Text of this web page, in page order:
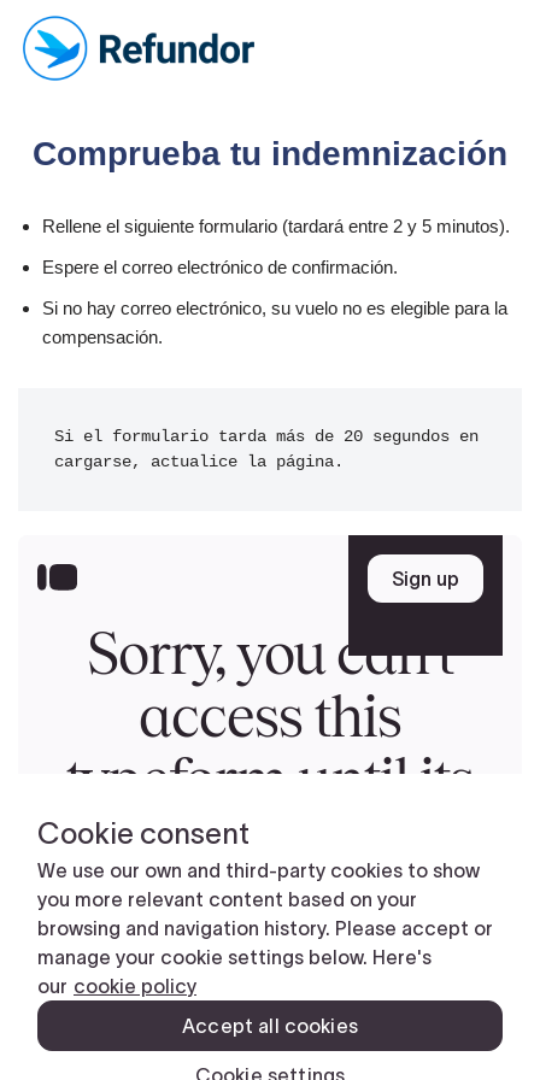
Skip
Comprueba tu indemnización
Rellene el siguiente formulario (tardará entre 2 y 5 minutos).
Espere el correo electrónico de confirmación.
Si no hay correo electrónico, su vuelo no es elegible para la
compensación.
Si el formulario tarda más de 20 segundos en
cargarse, actualice la página.